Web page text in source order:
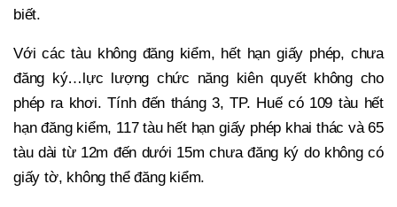
biết.
Với các tàu không đăng kiểm, hết hạn giấy phép, chưa
đăng ký…lực lượng chức năng kiên quyết không cho
phép ra khơi. Tính đến tháng 3, TP. Huế có 109 tàu hết
hạn đăng kiểm, 117 tàu hết hạn giấy phép khai thác và 65
tàu dài từ 12m đến dưới 15m chưa đăng ký do không có
giấy tờ, không thể đăng kiểm.